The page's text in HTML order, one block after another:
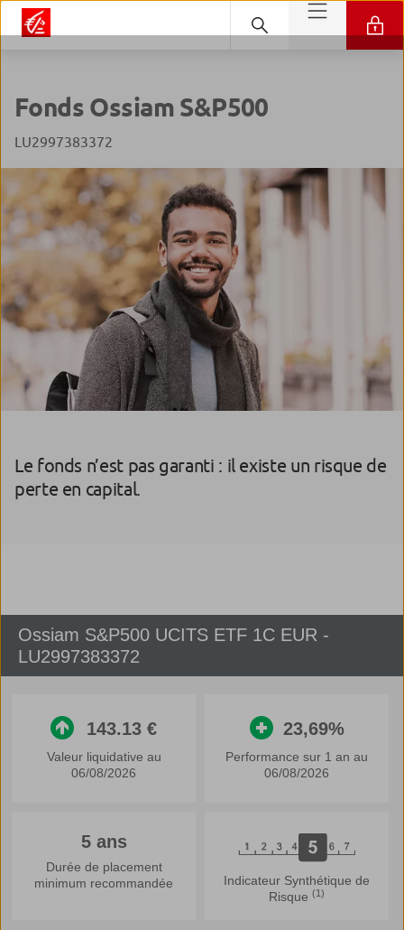
Fonds Ossiam S&P500
LU2997383372
Le fonds n’est pas garanti : il existe un risque de
perte en capital.